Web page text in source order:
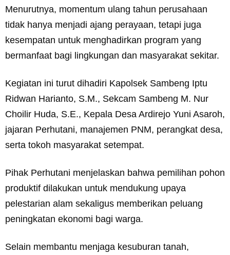
Menurutnya, momentum ulang tahun perusahaan
tidak hanya menjadi ajang perayaan, tetapi juga
kesempatan untuk menghadirkan program yang
bermanfaat bagi lingkungan dan masyarakat sekitar.
Kegiatan ini turut dihadiri Kapolsek Sambeng Iptu
Ridwan Harianto, S.M., Sekcam Sambeng M. Nur
Choilir Huda, S.E., Kepala Desa Ardirejo Yuni Asaroh,
jajaran Perhutani, manajemen PNM, perangkat desa,
serta tokoh masyarakat setempat.
Pihak Perhutani menjelaskan bahwa pemilihan pohon
produktif dilakukan untuk mendukung upaya
pelestarian alam sekaligus memberikan peluang
peningkatan ekonomi bagi warga.
Selain membantu menjaga kesuburan tanah,